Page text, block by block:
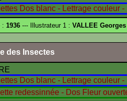
: 1936 --- Illustrateur 1 : VALLEE Georges
des Insectes